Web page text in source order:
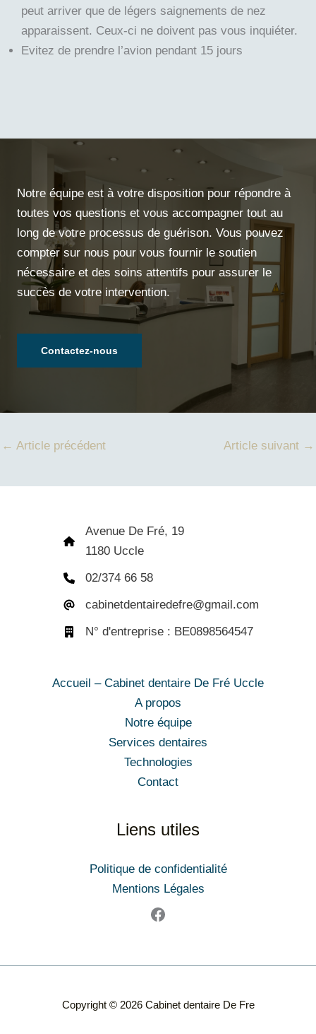
peut arriver que de légers saignements de nez
apparaissent. Ceux-ci ne doivent pas vous inquiéter.
Evitez de prendre l’avion pendant 15 jours
Notre équipe est à votre disposition pour répondre à
toutes vos questions et vous accompagner tout au
long de votre processus de guérison. Vous pouvez
compter sur nous pour vous fournir le soutien
nécessaire et des soins attentifs pour assurer le
succès de votre intervention.
Contactez-nous
← Article précédent Article suivant →
Avenue De Fré, 19
1180 Uccle
02/374 66 58
cabinetdentairedefre@gmail.com
N° d'entreprise : BE0898564547
Accueil – Cabinet dentaire De Fré Uccle
A propos
Notre équipe
Services dentaires
Technologies
Contact
Liens utiles
Politique de confidentialité
Mentions Légales
Copyright © 2026 Cabinet dentaire De Fre